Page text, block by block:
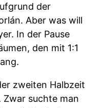
der
Aber was will
In der Pause
den mit 1:1
zweiten Halbzeit
suchte man